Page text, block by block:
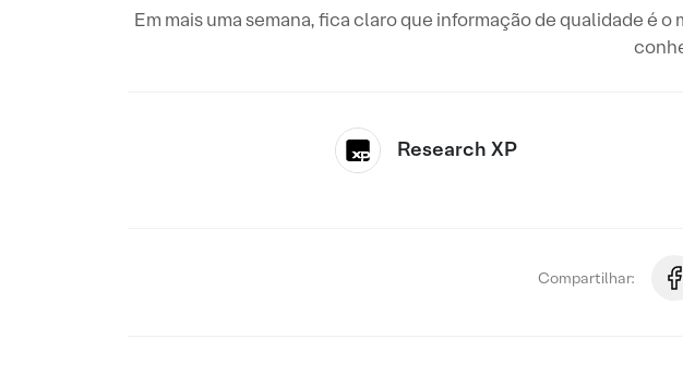
Em mais uma semana, fica claro que informação de qualidade é
Research XP
Compartilhar: